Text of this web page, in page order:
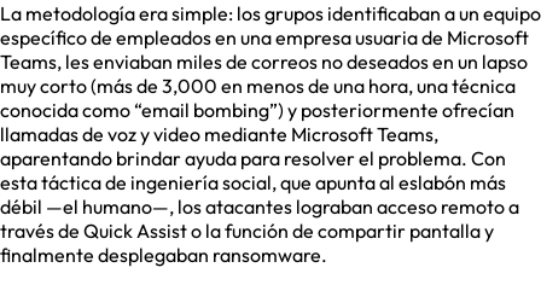
La metodología era simple: los grupos identificaban a un equipo
específico de empleados en una empresa usuaria de Microsoft
Teams, les enviaban miles de correos no deseados en un lapso
muy corto (más de 3,000 en menos de una hora, una técnica
conocida como “email bombing”) y posteriormente ofrecían
llamadas de voz y video mediante Microsoft Teams,
aparentando brindar ayuda para resolver el problema. Con
esta táctica de ingeniería social, que apunta al eslabón más
débil —el humano—, los atacantes lograban acceso remoto a
través de Quick Assist o la función de compartir pantalla y
finalmente desplegaban ransomware.